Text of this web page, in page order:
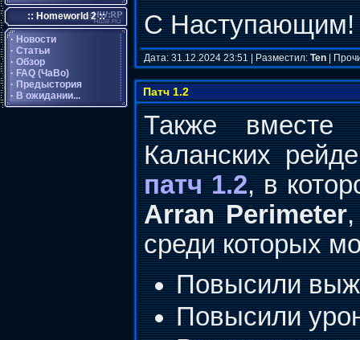
:: Homeworld 2 ::
· Новости
· Статьи
· Обзор
· FAQ (ЧаВо)
· Предыстория
· В ожидании...
С
Дата: 31.12.2024 23:51 | Разместил:Ten|
Патч 1.2
Также
Каланских
патч 1.2, в
Arran Perimeter,
среди которых
Повысили
Повысили